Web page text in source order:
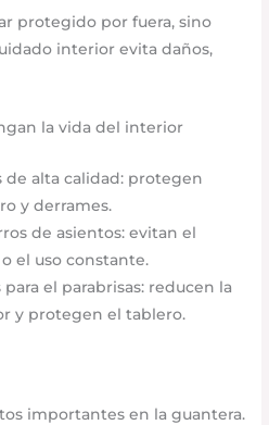
protegido por fuera, sino
interior evita daños,
la vida del interior
de alta calidad: protegen
y derrames.
de asientos: evitan el
el uso constante.
el parabrisas: reducen la
y protegen el tablero.
importantes en la guantera.